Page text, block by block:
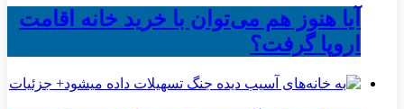
آیا هنوز هم می‌توان با خرید خانه اقامت
اروپا گرفت؟